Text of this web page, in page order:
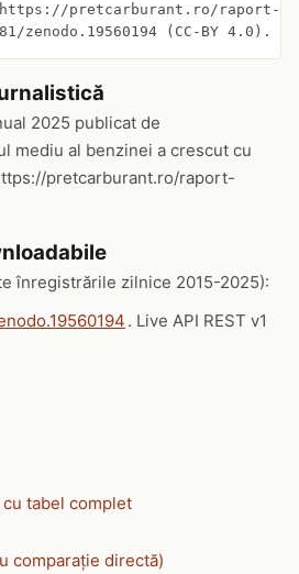
pretcarburant.ro/raport-
zenodo.19560194 (CC-BY 4.0).
2025 publicat de
mediu al benzinei a crescut cu
pretcarburant.ro/raport-
înregistrările zilnice 2015-2025):
. Live API REST v1
tabel complet
comparație directă)